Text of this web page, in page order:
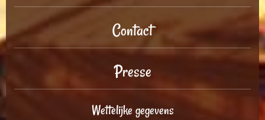
Contact
Presse
Wettelijke gegevens